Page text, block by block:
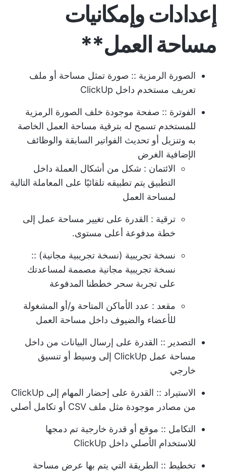
إعدادات وإمكانيات
مساحة العمل**
الصورة الرمزية :: صورة تمثل مساحة أو ملف
تعريف مستخدم داخل ClickUp
الفوترة :: صفحة موجودة خلف الصورة الرمزية
للمستخدم تسمح له بترقية مساحة العمل الخاصة
به وتنزيل أو تحديث الفواتير السابقة والوظائف
الإضافية الغرض
الائتمان : شكل من أشكال العملة داخل
التطبيق يتم تطبيقه تلقائيًا على المعاملة التالية
لمساحة العمل
ترقية : القدرة على تغيير مساحة عمل إلى
خطة مدفوعة أعلى مستوى.
نسخة تجريبية (نسخة تجريبية مجانية) ::
نسخة تجريبية مجانية مصممة لمساعدتك
على تجربة سحر خططنا المدفوعة
مقعد : عدد الأماكن المتاحة و/أو المشغولة
للأعضاء والضيوف داخل مساحة العمل
التصدير :: القدرة على إرسال البيانات من داخل
مساحة عمل ClickUp إلى وسيط أو تنسيق
خارجي
الاستيراد
:: القدرة على إحضار المهام إلى ClickUp
من مصادر موجودة مثل ملف CSV أو تكامل أصلي
التكامل :: موقع أو قدرة خارجية تم دمجها
للاستخدام الأصلي داخل ClickUp
تخطيط :: الطريقة التي يتم بها عرض مساحة